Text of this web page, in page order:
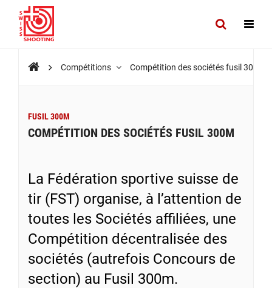
Compétitions Compétition des sociétés fusil 300m
FUSIL 300M
COMPÉTITION DES SOCIÉTÉS FUSIL 300M
La Fédération sportive suisse de
tir (FST) organise, à l’attention de
toutes les Sociétés affiliées, une
Compétition décentralisée des
sociétés (autrefois Concours de
section) au Fusil 300m.